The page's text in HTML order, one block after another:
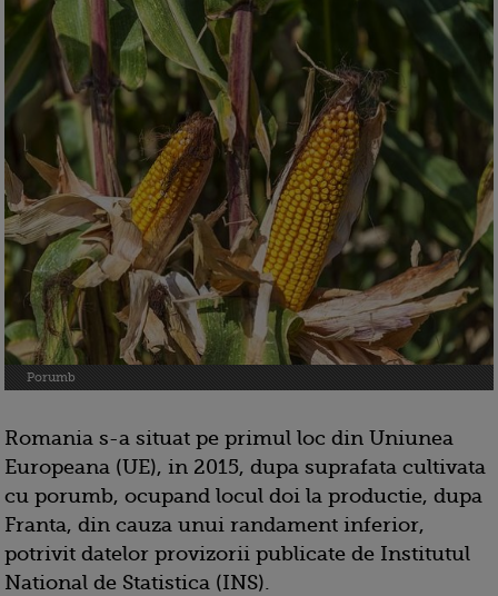
Porumb
Romania s-a situat pe primul loc din Uniunea
Europeana (UE), in 2015, dupa suprafata cultivata
cu porumb, ocupand locul doi la productie, dupa
Franta, din cauza unui randament inferior,
potrivit datelor provizorii publicate de Institutul
National de Statistica (INS).